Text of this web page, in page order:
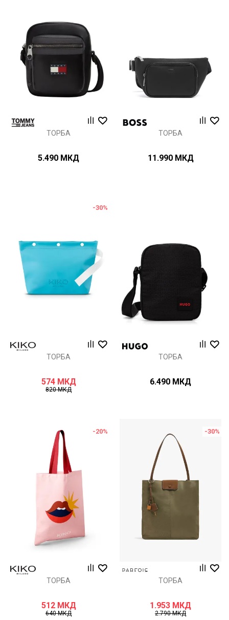
ТОРБА
5.490 МКД
ТОРБА
11.990 МКД
-30%
ТОРБА
574 МКД
820МКД
ТОРБА
6.490 МКД
-20%
ТОРБА
512 МКД
640МКД
-30%
ТОРБА
1.953 МКД
2.790МКД